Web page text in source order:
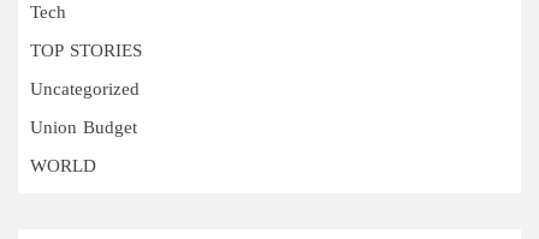
Tech
TOP STORIES
Uncategorized
Union Budget
WORLD